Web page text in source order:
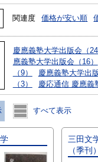
関連度 価格が安い順
慶應義塾大学出版会（
應義塾大学出版会（16）
（9）
慶應義塾大学出
（3）
慶応通信 慶應義
すべて表示
三田文
（季刊）